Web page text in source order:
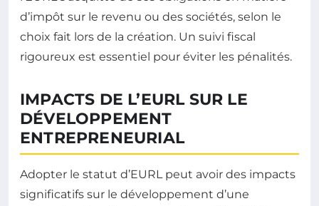
d’impôt sur le revenu ou des sociétés, selon le
choix fait lors de la création. Un suivi fiscal
rigoureux est essentiel pour éviter les pénalités.
IMPACTS DE L’EURL SUR LE
DÉVELOPPEMENT
ENTREPRENEURIAL
Adopter le statut d’EURL peut avoir des impacts
significatifs sur le développement d’une